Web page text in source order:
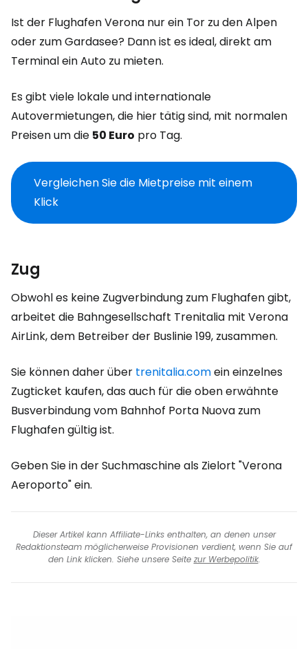
Ist der Flughafen Verona nur ein Tor zu den Alpen
oder zum Gardasee? Dann ist es ideal, direkt am
Terminal ein Auto zu mieten.
Es gibt viele lokale und internationale
Autovermietungen, die hier tätig sind, mit normalen
Preisen um die 50 Euro pro Tag.
Vergleichen Sie die Mietpreise mit einem
Klick
Zug
Obwohl es keine Zugverbindung zum Flughafen gibt,
arbeitet die Bahngesellschaft Trenitalia mit Verona
AirLink, dem Betreiber der Buslinie 199, zusammen.
Sie können daher über trenitalia.comein einzelnes
Zugticket kaufen, das auch für die oben erwähnte
Busverbindung vom Bahnhof Porta Nuova zum
Flughafen gültig ist.
Geben Sie in der Suchmaschine als Zielort "Verona
Aeroporto" ein.
Dieser Artikel kann Affiliate-Links enthalten, an denen unser
Redaktionsteam möglicherweise Provisionen verdient, wenn Sie auf
den Link klicken. Siehe unsere Seite zur Werbepolitik.